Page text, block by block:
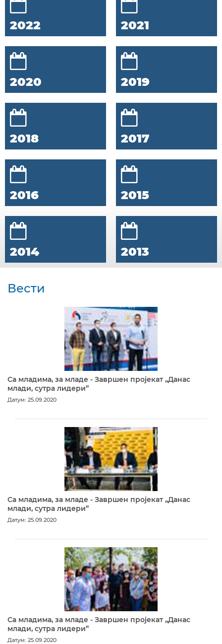
2022 2021
2020 2019
2018 2017
2016 2015
2014 2013
Вести
Са младима, за младе - Завршен пројекат „Данас
млади, сутра лидери”
Датум: 25.09.2020
Са младима, за младе - Завршен пројекат „Данас
млади, сутра лидери”
Датум: 25.09.2020
Са младима, за младе - Завршен пројекат „Данас
млади, сутра лидери”
Датум: 25.09.2020